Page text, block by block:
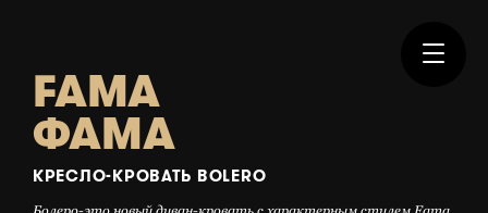
FAMA
ФАМА
КРЕСЛО-КРОВАТЬ BOLERO